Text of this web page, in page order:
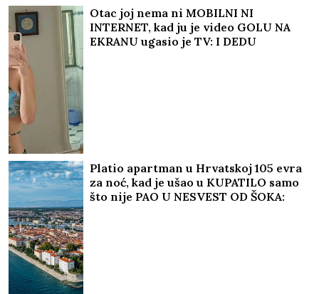
Otac joj nema ni MOBILNI NI
INTERNET, kad ju je video GOLU NA
EKRANU ugasio je TV: I DEDU
Platio apartman u Hrvatskoj 105 evra
za noć, kad je ušao u KUPATILO samo
što nije PAO U NESVEST OD ŠOKA: